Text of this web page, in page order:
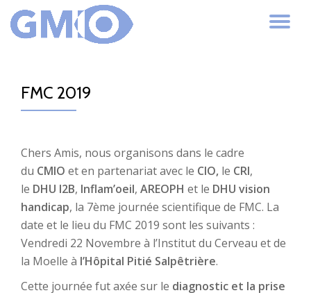
Aller
FMC 2019
Chers Amis, nous organisons dans le cadre
du CMIO et en partenariat avec le CIO, le CRI,
le DHU I2B, Inflam’oeil, AREOPH et le DHU vision
handicap, la 7ème journée scientifique de FMC. La
date et le lieu du FMC 2019 sont les suivants :
Vendredi 22 Novembre à l’Institut du Cerveau et de
la Moelle à l’Hôpital Pitié Salpêtrière.
Cette journée fut axée sur le diagnostic et la prise